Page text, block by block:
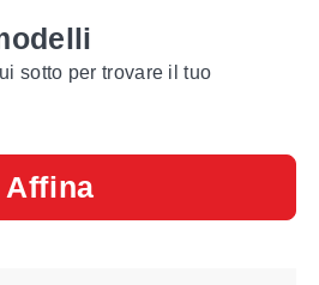
sotto per trovare il tuo
Affina